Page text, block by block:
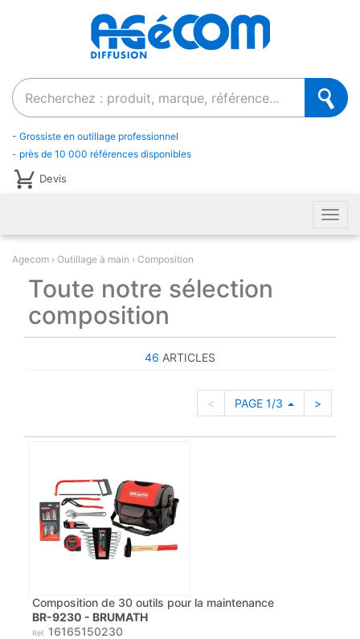
Recherche
- Grossiste en outillage professionnel
- près de 10 000 références disponibles
Devis
Agecom Outillage à main Composition
Toute notre sélection
composition
46 ARTICLES
< PAGE 1/3 >
Composition de 30 outils pour la maintenance
BR-9230 - BRUMATH
Réf. 16165150230